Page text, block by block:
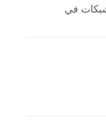
والشبكات في